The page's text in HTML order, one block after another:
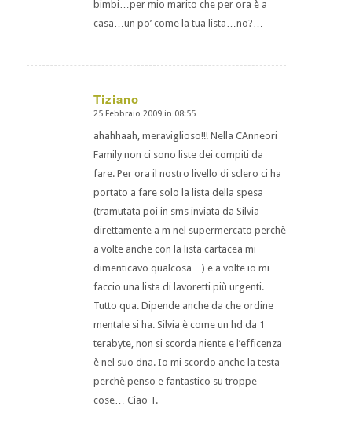
bimbi…per mio marito che per ora è a
casa…un po’ come la tua lista…no?…
Tiziano
dice:
25 Febbraio 2009 in 08:55
ahahhaah, meraviglioso!!! Nella CAnneori
Family non ci sono liste dei compiti da
fare. Per ora il nostro livello di sclero ci ha
portato a fare solo la lista della spesa
(tramutata poi in sms inviata da Silvia
direttamente a m nel supermercato perchè
a volte anche con la lista cartacea mi
dimenticavo qualcosa…) e a volte io mi
faccio una lista di lavoretti più urgenti.
Tutto qua. Dipende anche da che ordine
mentale si ha. Silvia è come un hd da 1
terabyte, non si scorda niente e l’efficenza
è nel suo dna. Io mi scordo anche la testa
perchè penso e fantastico su troppe
cose… Ciao T.